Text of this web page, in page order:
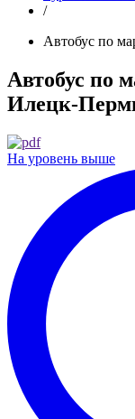
/
Автобус по
Автобус по
Илецк-
На уровень выше